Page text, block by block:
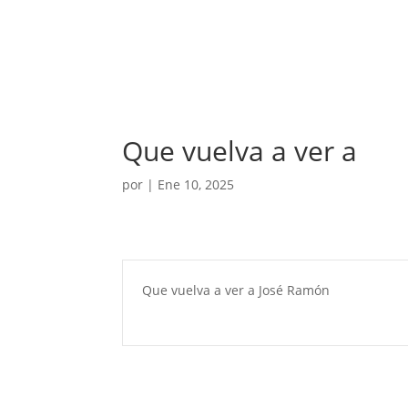
Que vuelva a ver a
por | Ene 10, 2025
Que vuelva a ver a José Ramón